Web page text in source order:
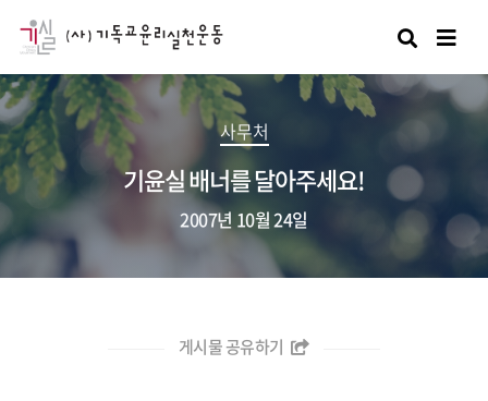
검색
사무처
기윤실 배너를 달아주세요!
2007년 10월 24일
게시물 공유하기